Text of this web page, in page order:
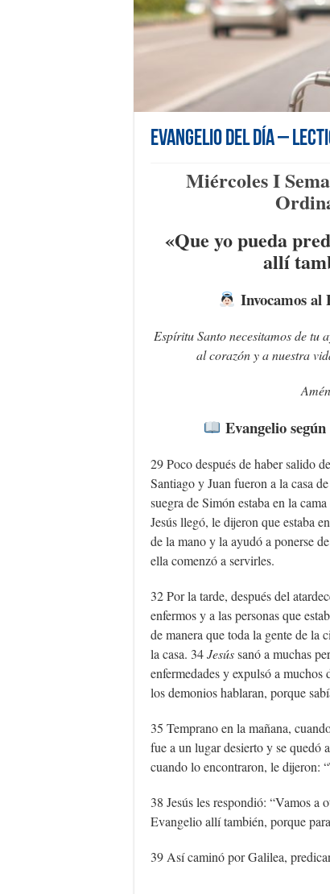
Evangelio del día –
Miércoles I
«Que yo pueda
allí
Invocamos al
Espíritu Santo necesitamos de tu
al corazón y a nuestra
Evangelio
29 Poco después de haber salido
Santiago y Juan fueron a la casa
suegra de Simón estaba en la
Jesús llegó, le dijeron que estaba
de la mano y la ayudó a ponerse
ella comenzó a servirles.
32 Por la tarde, después del
enfermos y a las personas que
de manera que toda la gente de la
la casa. 34Jesússanó a muchas
enfermedades y expulsó a
los demonios hablaran, porque
35 Temprano en la mañana,
fue a un lugar desierto y se quedó
cuando lo encontraron, le dijeron:
38 Jesús les respondió: “Vamos a
Evangelio allí también, porque
39 Así caminó por Galilea,